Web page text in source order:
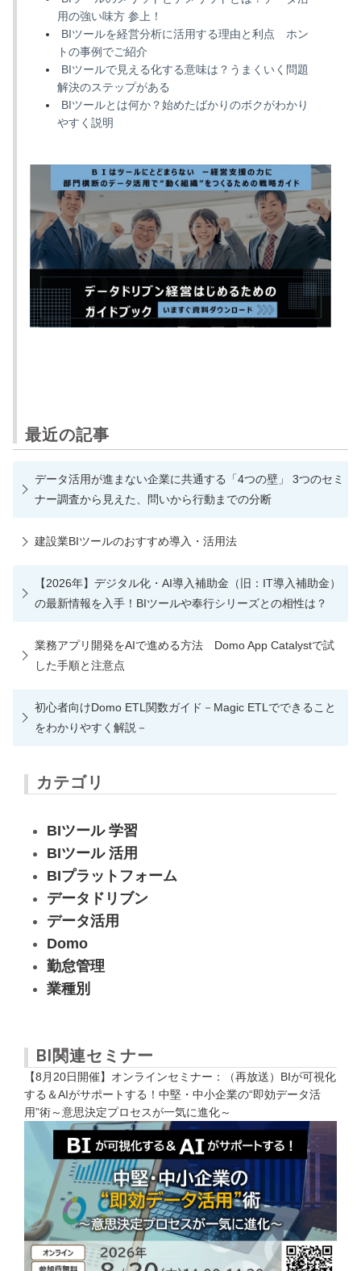
用の強い味方 参上！
BIツールを経営分析に活用する理由と利点 ホン
トの事例でご紹介
BIツールで見える化する意味は？うまくいく問題
解決のステップがある
BIツールとは何か？始めたばかりのボクがわかり
やすく説明
最近の記事
データ活用が進まない企業に共通する「4つの壁」 3つのセミ
ナー調査から見えた、問いから行動までの分断
建設業BIツールのおすすめ導入・活用法
【2026年】デジタル化・AI導入補助金（旧：IT導入補助金）
の最新情報を入手！BIツールや奉行シリーズとの相性は？
業務アプリ開発をAIで進める方法 Domo App Catalystで試
した手順と注意点
初心者向けDomo ETL関数ガイド－Magic ETLでできること
をわかりやすく解説－
カテゴリ
BIツール 学習
BIツール 活用
BIプラットフォーム
データドリブン
データ活用
Domo
勤怠管理
業種別
BI関連セミナー
【8月20日開催】オンラインセミナー：（再放送）BIが可視化
する＆AIがサポートする！中堅・中小企業の“即効データ活
用”術～意思決定プロセスが一気に進化～